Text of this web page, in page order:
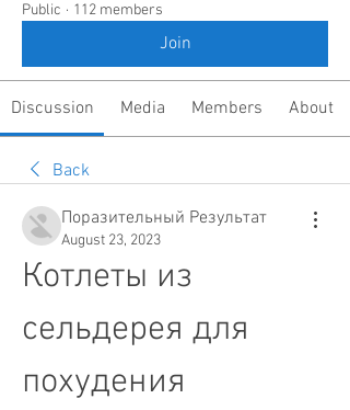
Public · 112 members
Join
Discussion Media Members About
Back
Поразительный Результат
August 23, 2023
Котлеты из
сельдерея для
похудения